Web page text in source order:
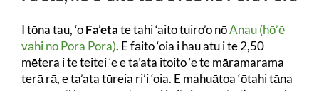
I tōna tau, ‘oFa’etate tahi ‘aito tuiro’o nōAnau (hō’ē
vāhi nō Pora Pora). E fāito ‘oia i hau atu i te 2,50
mētera i te teitei ‘e e ta’ata itoito ‘e te māramarama
terā rā, e ta’ata tūreia ri’i ‘oia. E mahuātoa ‘ōtahi tāna